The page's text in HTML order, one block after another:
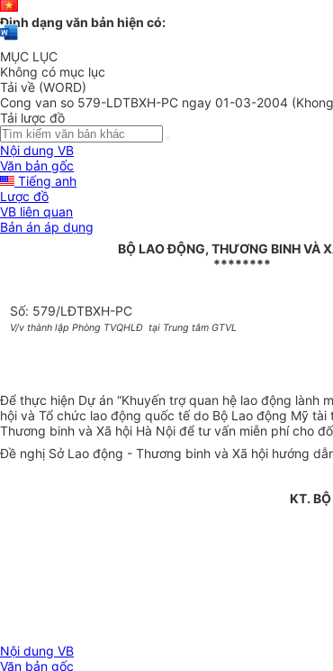
Định dạng văn bản hiện có:
MỤC LỤC
Không có mục lục
Tải về (WORD)
Cong van so 579-LDTBXH-PC ngay 01-03-2004
Tải lược đồ
Nội dung VB
Văn bản gốc
Tiếng anh
Lược đồ
VB liên quan
Bản án áp dụng
BỘ LAO ĐỘNG, THƯƠNG BINH VÀ
********
Số: 579/LĐTBXH-PC
V/v thành lập Phòng TVQHLĐ tại Trung tâm GTVL
Để thực hiện Dự án “Khuyến trợ quan hệ lao động lành
hội và Tổ chức lao động quốc tế do Bộ Lao động Mỹ
Thương binh và Xã hội Hà Nội để tư vấn miễn phí cho
Đề nghị Sở Lao động - Thương binh và Xã hội hướng
KT.
Nội dung VB
Văn bản gốc